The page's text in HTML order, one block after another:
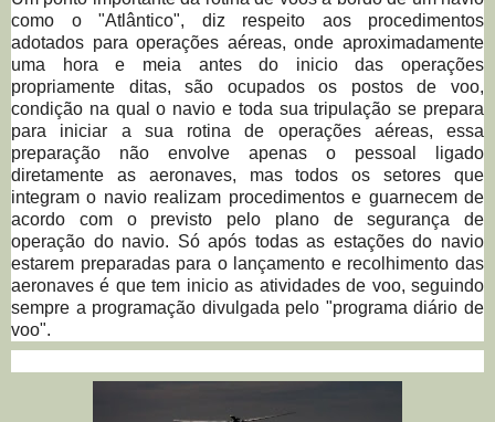
como o "Atlântico", diz respeito aos procedimentos
adotados para operações aéreas, onde aproximadamente
uma hora e meia antes do inicio das operações
propriamente ditas, são ocupados os postos de voo,
condição na qual o navio e toda sua tripulação se prepara
para iniciar a sua rotina de operações aéreas, essa
preparação não envolve apenas o pessoal ligado
diretamente as aeronaves, mas todos os setores que
integram o navio realizam procedimentos e guarnecem de
acordo com o previsto pelo plano de segurança de
operação do navio. Só após todas as estações do navio
estarem preparadas para o lançamento e recolhimento das
aeronaves é que tem inicio as atividades de voo, seguindo
sempre a programação divulgada pelo "programa diário de
voo".